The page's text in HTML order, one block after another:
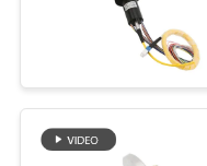
REQUEST
SITEMAP
Serat